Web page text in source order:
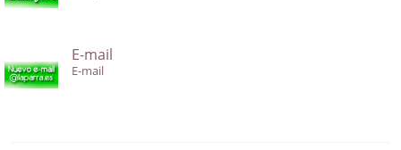
E-mail
E-mail